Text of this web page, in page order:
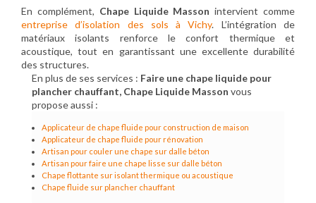
En complément, Chape Liquide Masson intervient comme
entreprise d’isolation des sols à Vichy. L’intégration de
matériaux isolants renforce le confort thermique et
acoustique, tout en garantissant une excellente durabilité
des structures.
En plus de ses services : Faire une chape liquide pour
plancher chauffant, Chape Liquide Masson vous
propose aussi :
Applicateur de chape fluide pour construction de maison
Applicateur de chape fluide pour rénovation
Artisan pour couler une chape sur dalle béton
Artisan pour faire une chape lisse sur dalle béton
Chape flottante sur isolant thermique ou acoustique
Chape fluide sur plancher chauffant